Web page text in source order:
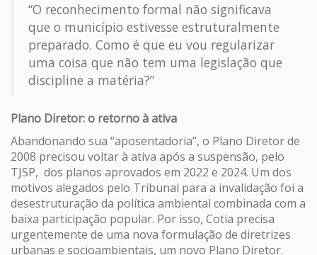
“O reconhecimento formal não significava
que o município estivesse estruturalmente
preparado. Como é que eu vou regularizar
uma coisa que não tem uma legislação que
discipline a matéria?”
Plano Diretor: o retorno à ativa
Abandonando sua “aposentadoria”, o Plano Diretor de
2008 precisou voltar à ativa após a suspensão, pelo
TJSP, dos planos aprovados em 2022 e 2024. Um dos
motivos alegados pelo Tribunal para a invalidação foi a
desestruturação da política ambiental combinada com a
baixa participação popular. Por isso, Cotia precisa
urgentemente de uma nova formulação de diretrizes
urbanas e socioambientais, um novo Plano Diretor.